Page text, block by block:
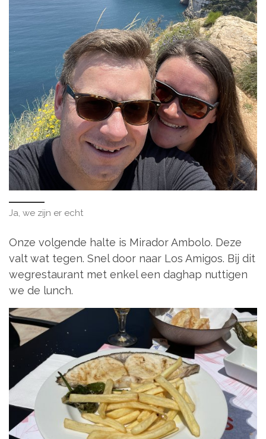
Ja, we zijn er echt
Onze volgende halte is Mirador Ambolo. Deze
valt wat tegen. Snel door naar Los Amigos. Bij dit
wegrestaurant met enkel een daghap nuttigen
we de lunch.